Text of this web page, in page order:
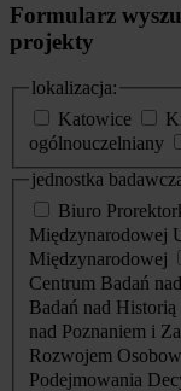
Formularz
projekty
lokalizacja:
Katowice
ogólnouczelniany
jednostka
Biuro
Międzynarodowej
Międzynarodowej
Centrum Badań
Badań nad
nad Poznaniem i
Rozwojem
Podejmowania